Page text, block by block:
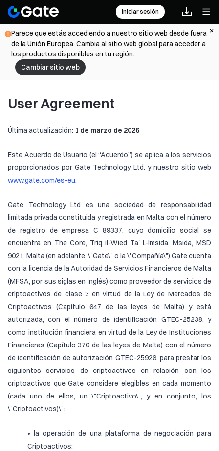
Iniciar sesión
Parece que estás accediendo a nuestro sitio web desde fuera
de la Unión Europea. Cambia al sitio web global para acceder a
los productos disponibles en tu región.
Cambiar sitio web
User Agreement
Última actualización: 1 de marzo de 2026
Este Acuerdo de Usuario (el “Acuerdo”) se aplica a los servicios
proporcionados por Gate Technology Ltd. y nuestro sitio web
www.gate.com/es-eu.
Gate Technology Ltd es una sociedad de responsabilidad
limitada privada constituida y registrada en Malta con el número
de registro de empresa C 89337, cuyo domicilio social se
encuentra en The Core, Triq il-Wied Ta' L-Imsida, Msida, MSD
9021, Malta (en adelante, \"Gate\" o la \"Compañía\").Gate cuenta
con la licencia de la Autoridad de Servicios Financieros de Malta
(MFSA, por sus siglas en inglés) como proveedor de servicios de
criptoactivos de clase 3 en virtud de la Ley de Mercados de
Criptoactivos (Capítulo 647 de las leyes de Malta) y está
autorizada, con el número de identificación GTEC-25238, y
como institución financiera en virtud de la Ley de Instituciones
Financieras (Capítulo 376 de las leyes de Malta) con el número
de identificación de autorización GTEC-25926, para prestar los
siguientes servicios de criptoactivos en relación con los
criptoactivos que Gate considere elegibles en cada momento
(cada uno de ellos, un \"Criptoactivo\", y en conjunto, los
\"Criptoactivos)\":
• la operación de una plataforma de negociación para
Criptoactivos;